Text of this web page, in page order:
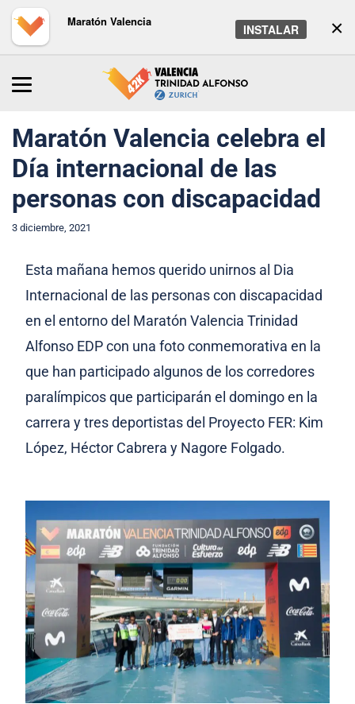
×
Maratón Valencia
INSTALAR
Noticias
Maratón Valencia celebra el
Día internacional de las
personas con discapacidad
3 diciembre, 2021
Esta mañana hemos querido unirnos al Dia
Internacional de las personas con discapacidad
en el entorno del Maratón Valencia Trinidad
Alfonso EDP con una foto conmemorativa en la
que han participado algunos de los corredores
paralímpicos que participarán el domingo en la
carrera y tres deportistas del Proyecto FER: Kim
López, Héctor Cabrera y Nagore Folgado.